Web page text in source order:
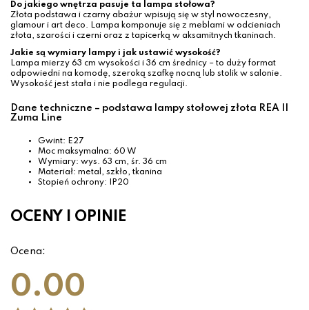
Do jakiego wnętrza pasuje ta lampa stołowa?
Złota podstawa i czarny abażur wpisują się w styl nowoczesny,
glamour i art deco. Lampa komponuje się z meblami w odcieniach
złota, szarości i czerni oraz z tapicerką w aksamitnych tkaninach.
Jakie są wymiary lampy i jak ustawić wysokość?
Lampa mierzy 63 cm wysokości i 36 cm średnicy – to duży format
odpowiedni na komodę, szeroką szafkę nocną lub stolik w salonie.
Wysokość jest stała i nie podlega regulacji.
Dane techniczne – podstawa lampy stołowej złota REA II
Zuma Line
Gwint: E27
Moc maksymalna: 60 W
Wymiary: wys. 63 cm, śr. 36 cm
Materiał: metal, szkło, tkanina
Stopień ochrony: IP20
OCENY I OPINIE
Ocena:
0.00